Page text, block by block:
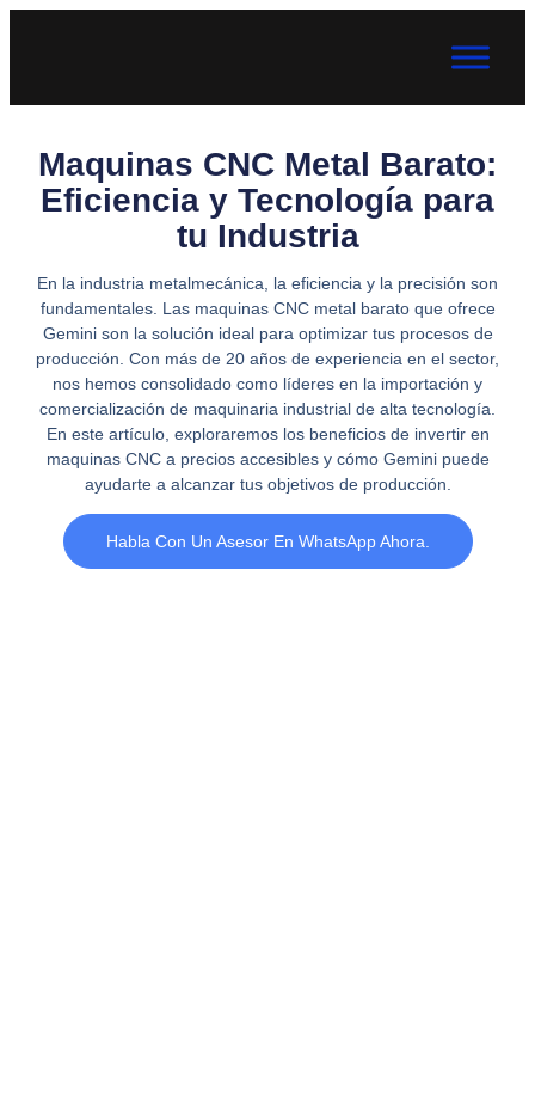
Maquinas CNC Metal Barato:
Eficiencia y Tecnología para
tu Industria
En la industria metalmecánica, la eficiencia y la precisión son
fundamentales. Las maquinas CNC metal barato que ofrece
Gemini son la solución ideal para optimizar tus procesos de
producción. Con más de 20 años de experiencia en el sector,
nos hemos consolidado como líderes en la importación y
comercialización de maquinaria industrial de alta tecnología.
En este artículo, exploraremos los beneficios de invertir en
maquinas CNC a precios accesibles y cómo Gemini puede
ayudarte a alcanzar tus objetivos de producción.
Habla Con Un Asesor En WhatsApp Ahora.